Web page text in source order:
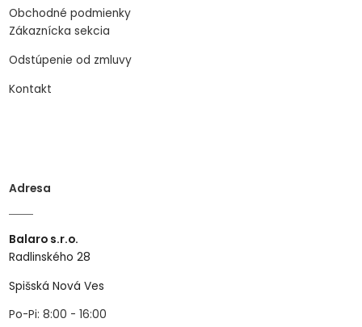
Obchodné podmienky
Zákaznícka sekcia
Odstúpenie od zmluvy
Kontakt
Adresa
Balaro s.r.o.
Radlinského 28
Spišská Nová Ves
Po-Pi: 8:00 - 16:00